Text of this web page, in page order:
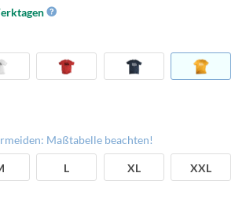
Maßtabelle beachten!
L XL XXL